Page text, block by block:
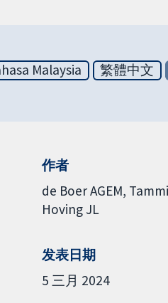
Malaysia 繁體中文
作者
de Boer AGEM
Hoving JL
发表日期
5 三月 2024